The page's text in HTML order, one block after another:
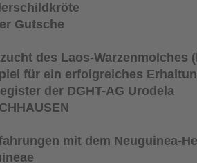
Gutsche
des Laos-Warzenmolches (
für ein erfolgreiches
der DGHT-AG Urodela
mit dem Neuguinea-